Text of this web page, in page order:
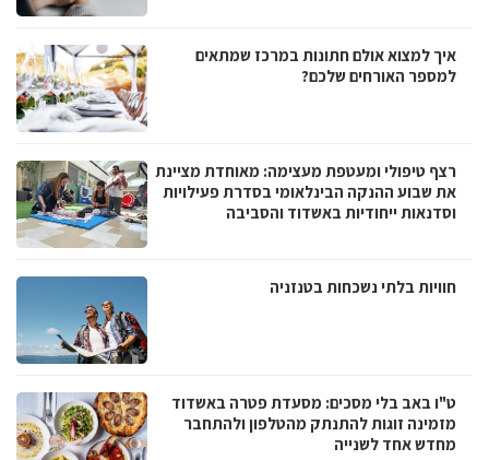
איך למצוא אולם חתונות במרכז שמתאים
למספר האורחים שלכם?
רצף טיפולי ומעטפת מעצימה: מאוחדת מציינת
את שבוע ההנקה הבינלאומי בסדרת פעילויות
וסדנאות ייחודיות באשדוד והסביבה
חוויות בלתי נשכחות בטנזניה
ט"ו באב בלי מסכים: מסעדת פטרה באשדוד
מזמינה זוגות להתנתק מהטלפון ולהתחבר
מחדש אחד לשנייה